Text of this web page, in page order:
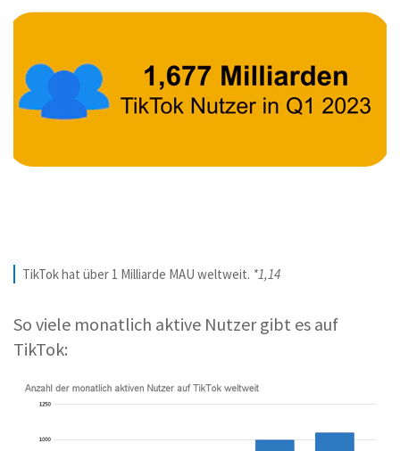
TikTok hat über 1 Milliarde MAU weltweit. *1,14
So viele monatlich aktive Nutzer gibt es auf
TikTok: